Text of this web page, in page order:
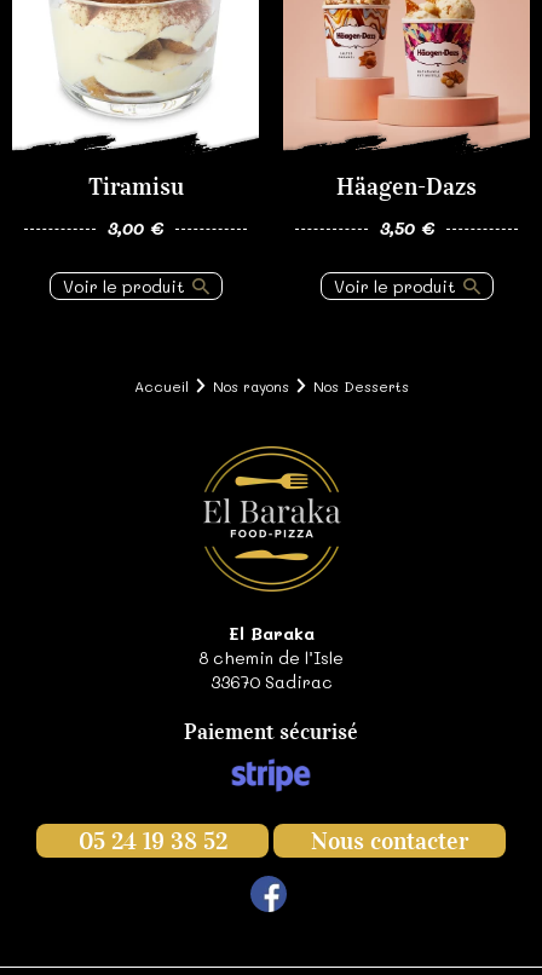
Tiramisu
3,00 €
Voir le produit
Häagen-Dazs
3,50 €
Voir le produit
Accueil Nos rayons Nos Desserts
El Baraka
8 chemin de l’Isle
33670 Sadirac
Paiement sécurisé
05 24 19 38 52 Nous contacter